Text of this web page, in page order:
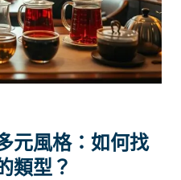
元風格：如何找
類型？